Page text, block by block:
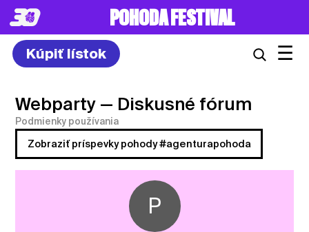
POHODA FESTIVAL
Kúpiť lístok ☰
Webparty — Diskusné fórum
Podmienky používania
Zobraziť príspevky pohody #agenturapohoda
P